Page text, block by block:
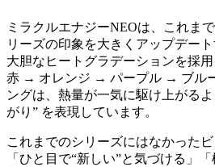
ミラクルエナジーNEOは、これま
リーズの印象を大きくアップデート
大胆なヒートグラデーションを採用
赤 → オレンジ → パープル → ブル
ングは、熱量が一気に駆け上がる
がり” を表現しています。
これまでのシリーズにはなかったビ
「ひと目で“新しい”と気づける」